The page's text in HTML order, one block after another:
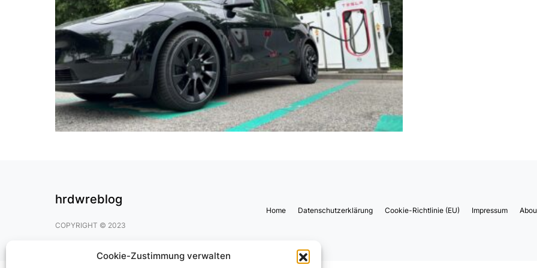
Cookie-Zustimmung verwalten
hrdwreblog
COPYRIGHT © 2023
Home Datenschutzerklärung Cookie-Richtlinie (EU) Impressum